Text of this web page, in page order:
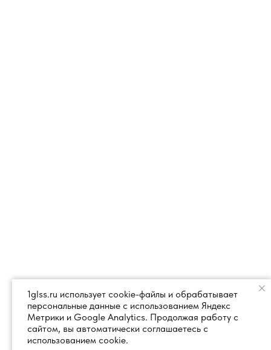
1glss.ru использует cookie-файлы и обрабатывает
персональные данные с использованием Яндекс
Метрики и Google Analytics. Продолжая работу с
сайтом, вы автоматически соглашаетесь с
использованием cookie.